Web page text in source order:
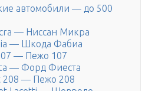
автомобили — до 500
— Ниссан Микра
— Шкода Фабиа
— Пежо 107
— Форд Фиеста
208 — Пежо 208